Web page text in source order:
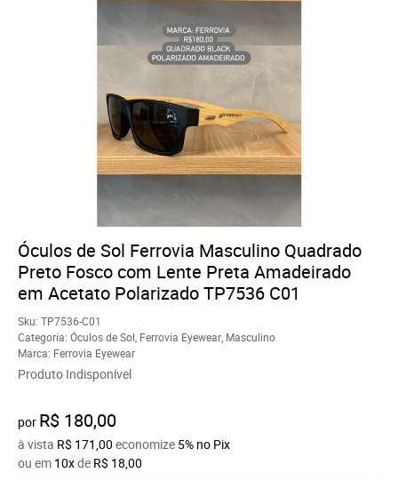
Óculos de Sol Ferrovia Masculino Quadrado
Preto Fosco com Lente Preta Amadeirado
em Acetato Polarizado TP7536 C01
Sku: TP7536-C01
Categoria: Óculos de Sol Ferrovia Eyewear Masculino
Marca: Ferrovia Eyewear
Produto Indisponível
por R$ 180,00
à vista R$ 171,00 economize 5% no Pix
ou em 10xde R$ 18,00